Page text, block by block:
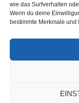
wie das Surfverhalten
Wenn du deine
bestimmte Merkmale